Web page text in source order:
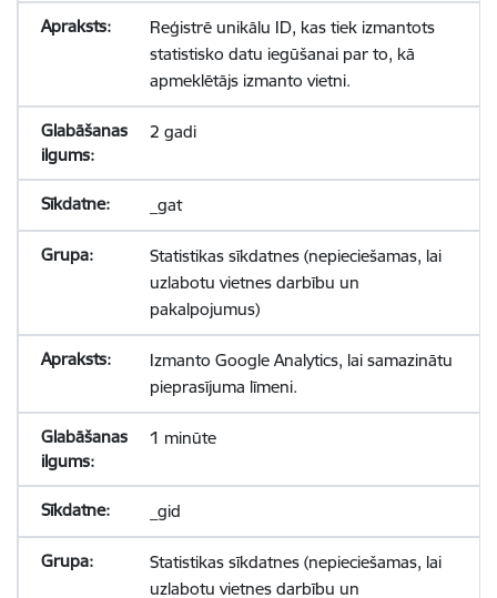
Reģistrē unikālu ID, kas tiek izmantots
statistisko datu iegūšanai par to, kā
apmeklētājs izmanto vietni.
2 gadi
_gat
Statistikas sīkdatnes (nepieciešamas, lai
uzlabotu vietnes darbību un
pakalpojumus)
Izmanto Google Analytics, lai samazinātu
pieprasījuma līmeni.
1 minūte
_gid
Statistikas sīkdatnes (nepieciešamas, lai
uzlabotu vietnes darbību un